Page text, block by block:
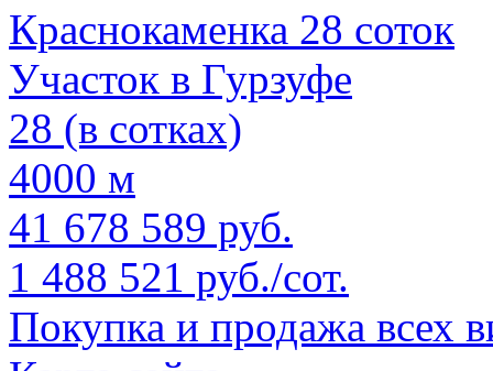
Краснокаменка 28 соток
Участок в Гурзуфе
28 (в сотках)
4000 м
41 678 589 руб.
1 488 521 руб./сот.
Покупка и продажа всех